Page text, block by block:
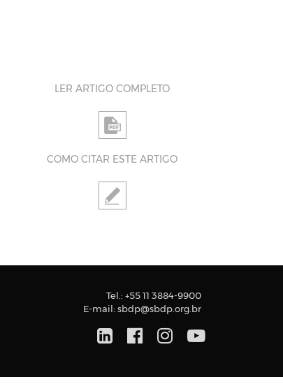
LER ARTIGO COMPLETO
COMO CITAR ESTE ARTIGO
Tel.: +55 11 3884-9900
E-mail: sbdp@sbdp.org.br